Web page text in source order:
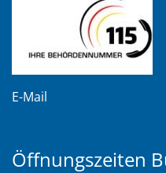
E-Mail
Öffnungszeiten